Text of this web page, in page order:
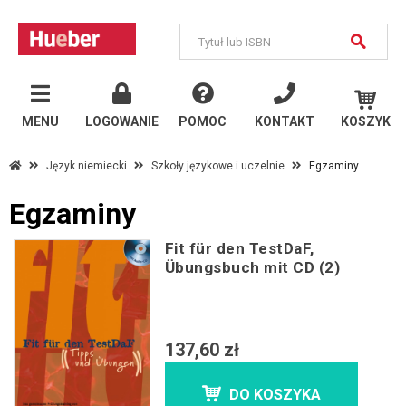
MENU LOGOWANIE POMOC KONTAKT KOSZYK
Język niemiecki Szkoły językowe i uczelnie Egzaminy
Egzaminy
Fit für den TestDaF,
Übungsbuch mit CD (2)
137,60 zł
DO KOSZYKA
MENU
Wróć
na
główną
für...
Prüfung
Express
Goethe-
Zertifikat